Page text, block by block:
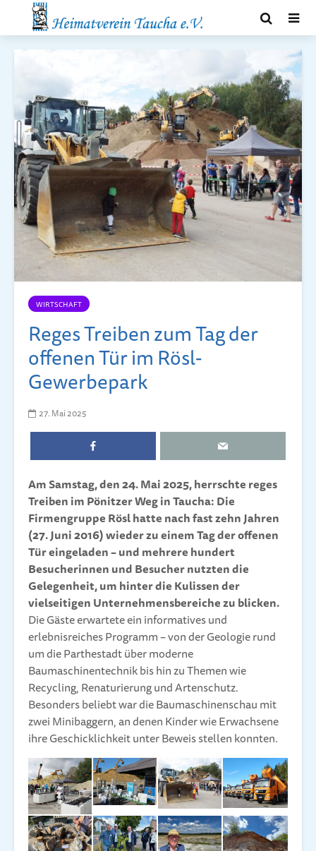
WIRTSCHAFT
Reges Treiben zum Tag der
offenen Tür im Rösl-
Gewerbepark
27. Mai 2025
Am Samstag, den 24. Mai 2025, herrschte reges
Treiben im Pönitzer Weg in Taucha: Die
Firmengruppe Rösl hatte nach fast zehn Jahren
(27. Juni 2016) wieder zu einem Tag der offenen
Tür eingeladen – und mehrere hundert
Besucherinnen und Besucher nutzten die
Gelegenheit, um hinter die Kulissen der
vielseitigen Unternehmensbereiche zu blicken.
Die Gäste erwartete ein informatives und
erlebnisreiches Programm – von der Geologie rund
um die Parthestadt über moderne
Baumaschinentechnik bis hin zu Themen wie
Recycling, Renaturierung und Artenschutz.
Besonders beliebt war die Baumaschinenschau mit
zwei Minibaggern, an denen Kinder wie Erwachsene
ihre Geschicklichkeit unter Beweis stellen konnten.